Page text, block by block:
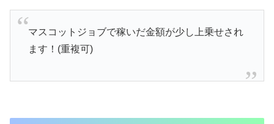
マスコットジョブで稼いだ金額が少し上乗せされ
ます！(重複可)